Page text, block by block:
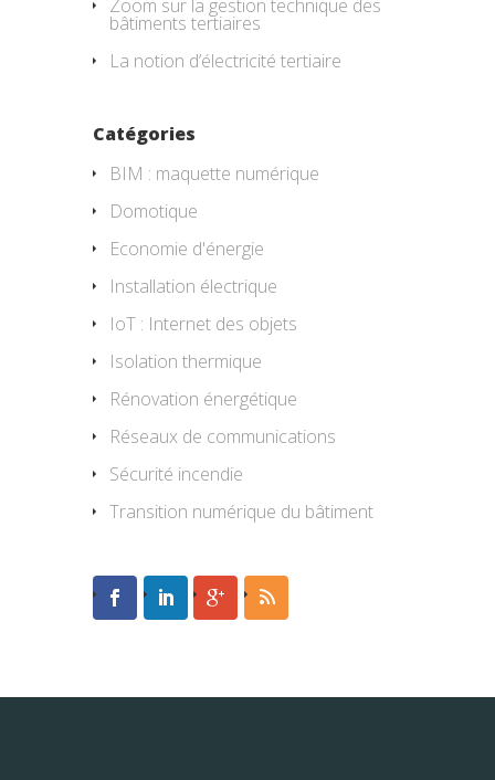
Zoom sur la gestion technique des
bâtiments tertiaires
La notion d’électricité tertiaire
Catégories
BIM : maquette numérique
Domotique
Economie d'énergie
Installation électrique
IoT : Internet des objets
Isolation thermique
Rénovation énergétique
Réseaux de communications
Sécurité incendie
Transition numérique du bâtiment